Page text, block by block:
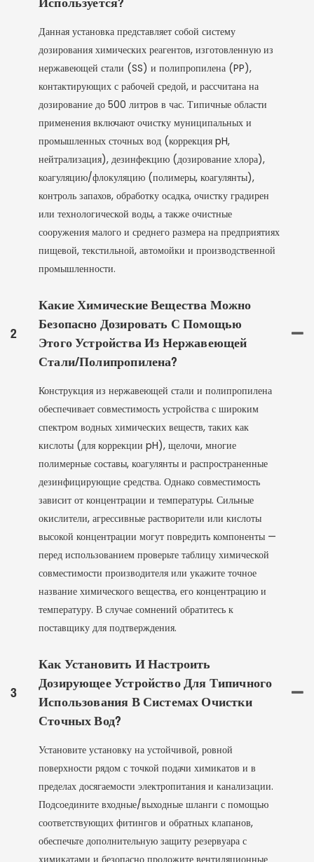
Данная установка представляет собой систему
дозирования химических реагентов, изготовленную из
нержавеющей стали (SS) и полипропилена (PP),
контактирующих с рабочей средой, и рассчитана на
дозирование до 500 литров в час. Типичные области
применения включают очистку муниципальных и
промышленных сточных вод (коррекция pH,
нейтрализация), дезинфекцию (дозирование хлора),
коагуляцию/флокуляцию (полимеры, коагулянты),
контроль запахов, обработку осадка, очистку градирен
или технологической воды, а также очистные
сооружения малого и среднего размера на предприятиях
пищевой, текстильной, автомойки и производственной
промышленности.
2
Какие Химические Вещества Можно
Безопасно Дозировать С Помощью
Этого Устройства Из Нержавеющей
Стали/полипропилена?
Конструкция из нержавеющей стали и полипропилена
обеспечивает совместимость устройства с широким
спектром водных химических веществ, таких как
кислоты (для коррекции pH), щелочи, многие
полимерные составы, коагулянты и распространенные
дезинфицирующие средства. Однако совместимость
зависит от концентрации и температуры. Сильные
окислители, агрессивные растворители или кислоты
высокой концентрации могут повредить компоненты —
перед использованием проверьте таблицу химической
совместимости производителя или укажите точное
название химического вещества, его концентрацию и
температуру. В случае сомнений обратитесь к
поставщику для подтверждения.
3
Как Установить И Настроить
Дозирующее Устройство Для Типичного
Использования В Системах Очистки
Сточных Вод?
Установите установку на устойчивой, ровной
поверхности рядом с точкой подачи химикатов и в
пределах досягаемости электропитания и канализации.
Подсоедините входные/выходные шланги с помощью
соответствующих фитингов и обратных клапанов,
обеспечьте дополнительную защиту резервуара с